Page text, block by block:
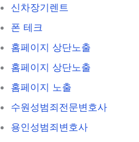
신차장기렌트
폰 테크
홈페이지 상단노출
홈페이지 상단노출
홈페이지 노출
수원성범죄전문변호사
용인성범죄변호사